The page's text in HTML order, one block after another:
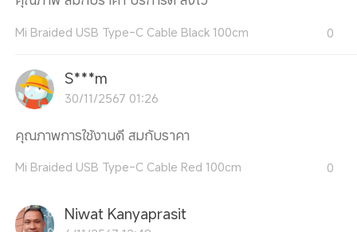
Mi Braided USB Type-C Cable Black 100cm 0
S***m
30/11/2567 01:26
คุณภาพการใช้งานดี สมกับราคา
Mi Braided USB Type-C Cable Red 100cm 0
Niwat Kanyaprasit